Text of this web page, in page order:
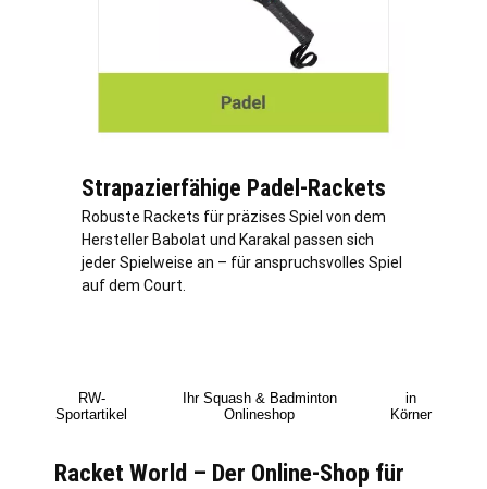
Strapazierfähige Padel-Rackets
Robuste Rackets für präzises Spiel von dem
Hersteller Babolat und Karakal passen sich
jeder Spielweise an – für anspruchsvolles Spiel
auf dem Court.
RW-
Sportartikel
Ihr Squash & Badminton
Onlineshop
in
Körner
Racket World – Der Online-Shop für